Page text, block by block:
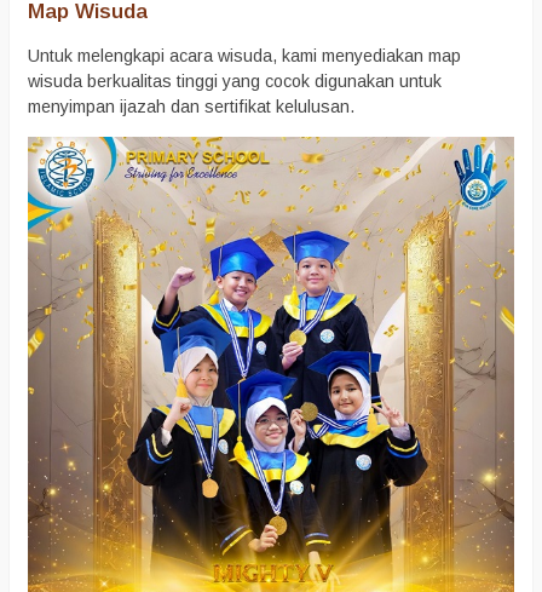
Map Wisuda
Untuk melengkapi acara wisuda, kami menyediakan map
wisuda berkualitas tinggi yang cocok digunakan untuk
menyimpan ijazah dan sertifikat kelulusan.